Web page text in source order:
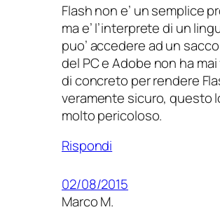
Flash non e’ un semplice
ma e’ l’interprete di un
puo’ accedere ad un
del PC e Adobe non ha
di concreto per rendere
veramente sicuro, questo
molto pericoloso.
Rispondi
02/08/2015
Marco M.